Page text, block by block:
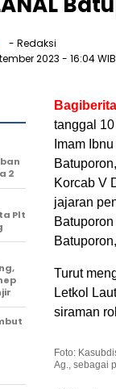
- Redaksi
2023 - 16:04 WIB
tanggal
Imam
Korcab V
jajaran
Turut
Letkol
siraman
Foto:
Ag., sebagai
2
Plt